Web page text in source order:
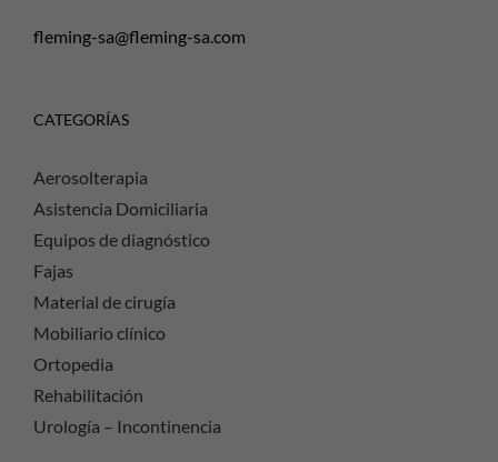
fleming-sa@fleming-sa.com
CATEGORÍAS
Aerosolterapia
Asistencia Domiciliaria
Equipos de diagnóstico
Fajas
Material de cirugía
Mobiliario clínico
Ortopedia
Rehabilitación
Urología – Incontinencia